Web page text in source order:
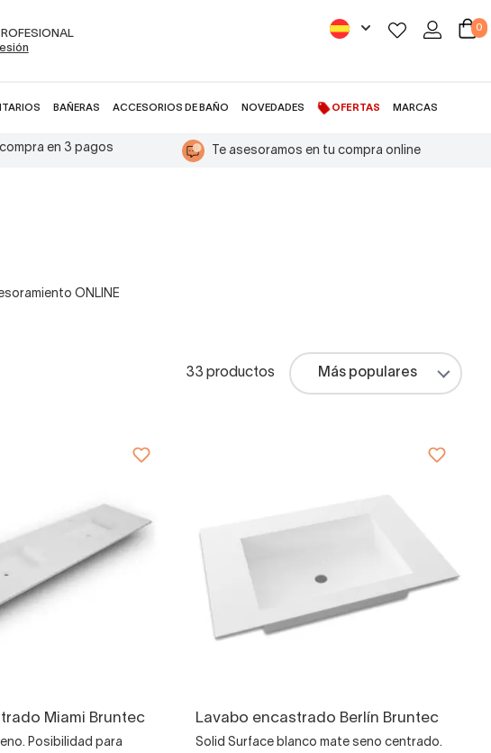
0
BAÑERAS ACCESORIOS DE BAÑO NOVEDADES OFERTAS MARCAS
en 3 pagos Te asesoramos en tu compra online
ONLINE
33 productos
Miami Bruntec
Posibilidad para
Lavabo encastrado Berlín Bruntec
Solid Surface blanco mate seno centrado.